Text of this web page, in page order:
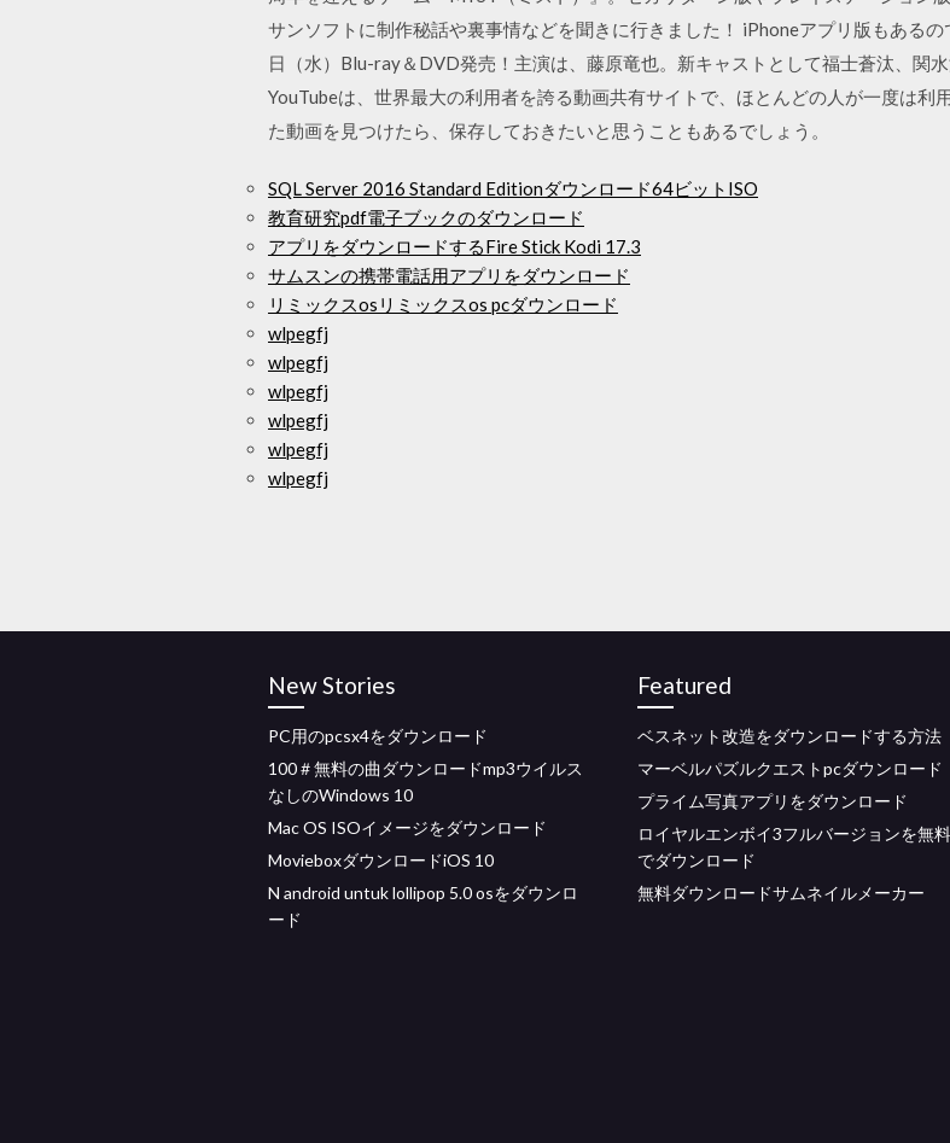
サンソフトに制作秘話や裏事情などを聞きに行きました！ iPhoneアプリ版もある
日（水）Blu-ray＆DVD発売！主演は、藤原竜也。新キャストとして福士蒼汰、関
YouTubeは、世界最大の利用者を誇る動画共有サイトで、ほとんどの人が一度は利
た動画を見つけたら、保存しておきたいと思うこともあるでしょう。
SQL Server 2016 Standard Editionダウンロード64ビットISO
教育研究pdf電子ブックのダウンロード
アプリをダウンロードするFire Stick Kodi 17.3
サムスンの携帯電話用アプリをダウンロード
リミックスosリミックスos pcダウンロード
wlpegfj
wlpegfj
wlpegfj
wlpegfj
wlpegfj
wlpegfj
New Stories
PC用のpcsx4をダウンロード
100＃無料の曲ダウンロードmp3ウイルス
なしのWindows 10
Mac OS ISOイメージをダウンロード
MovieboxダウンロードiOS 10
N android untuk lollipop 5.0 osをダウンロ
ード
Featured
ベスネット改造をダウンロードする方法
マーベルパズルクエストpcダウンロード
プライム写真アプリをダウンロード
ロイヤルエンボイ3フルバージョンを無料
でダウンロード
無料ダウンロードサムネイルメーカー